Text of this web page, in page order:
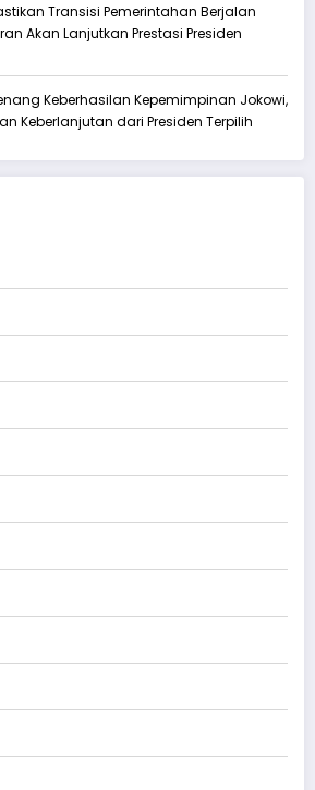
Transisi Pemerintahan Berjalan
Akan Lanjutkan Prestasi Presiden
Keberhasilan Kepemimpinan Jokowi,
Keberlanjutan dari Presiden Terpilih